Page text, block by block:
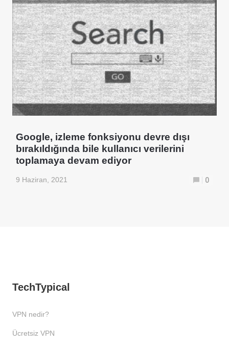
Google, izleme fonksiyonu devre dışı
bırakıldığında bile kullanıcı verilerini
toplamaya devam ediyor
9 Haziran, 2021 0
TechTypical
VPN nedir?
Ücretsiz VPN